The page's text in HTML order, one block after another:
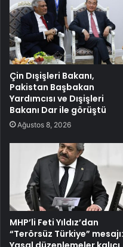
Çin Dışişleri Bakanı,
Pakistan Başbakan
Yardımcısı ve Dışişleri
Bakanı Dar ile görüştü
Ağustos 8, 2026
MHP’li Feti Yıldız’dan
“Terörsüz Türkiye” mesajı: